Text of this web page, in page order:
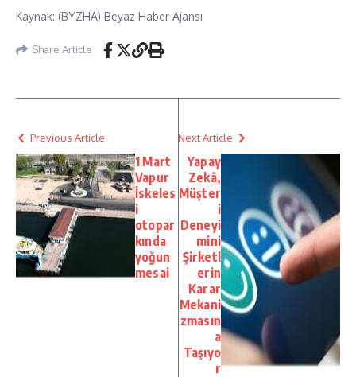
Kaynak: (BYZHA) Beyaz Haber Ajansı
Share Article
Previous Article
1 Mart
Vapur
İskeles
i
otopar
kında
yoğun
mesai
Next Article
Yapay
Zekâ,
Müşter
i
Deneyi
mini
Şirketl
erin
Karar
Mekani
zmasın
a
Taşıyo
r